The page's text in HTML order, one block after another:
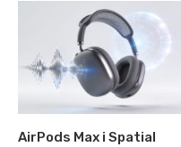
AirPods Max i Spatial